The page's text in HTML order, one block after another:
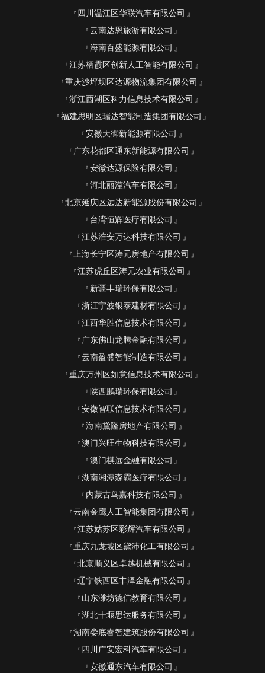
四川温江区华联汽车有限公司
云南达恩旅游有限公司
海南百盛能源有限公司
江苏栖霞区创新人工智能有限公司
重庆沙坪坝区达源物流集团有限公司
浙江西湖区科力信息技术有限公司
福建思明区瑞达智能制造集团有限公司
安徽天御新能源有限公司
广东花都区通东新能源有限公司
安徽达源保险有限公司
河北丽滢汽车有限公司
北京延庆区远达新能源股份有限公司
台湾恒辉医疗有限公司
江苏淮安万达科技有限公司
上海长宁区涛元房地产有限公司
江苏虎丘区涛元农业有限公司
新疆丰瑞环保有限公司
浙江宁波银泰建材有限公司
江西华胜信息技术有限公司
广东佛山龙腾金融有限公司
云南盈盛智能制造有限公司
重庆万州区如意信息技术有限公司
陕西鹏瑞环保有限公司
安徽智联信息技术有限公司
海南黛隆房地产有限公司
澳门兴旺生物科技有限公司
澳门棋远金融有限公司
湖南湘潭森霸医疗有限公司
内蒙古鸟嘉科技有限公司
云南金鹰人工智能集团有限公司
江苏姑苏区彩辉汽车有限公司
重庆九龙坡区黛沛化工有限公司
北京顺义区卓越机械有限公司
辽宁铁西区丰泽金融有限公司
山东潍坊德信教育有限公司
湖北十堰思达服务有限公司
湖南娄底睿智建筑股份有限公司
四川广安宏科汽车有限公司
安徽通东汽车有限公司